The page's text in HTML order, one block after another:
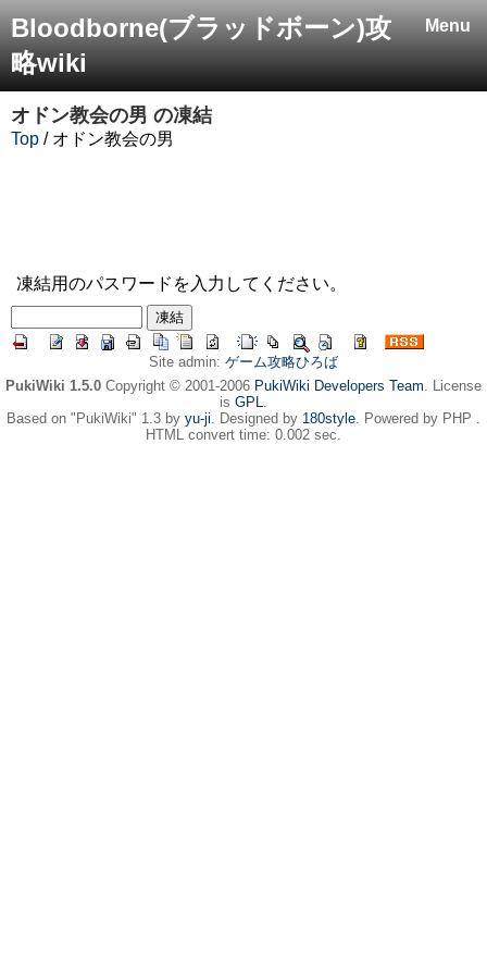
Menu
Bloodborne(ブラッドボーン)攻
略wiki
オドン教会の男 の凍結
Top / オドン教会の男
凍結用のパスワードを入力してください。
Site admin: ゲーム攻略ひろば
PukiWiki 1.5.0 Copyright © 2001-2006 PukiWiki Developers Team. License
is GPL.
Based on "PukiWiki" 1.3 by yu-ji. Designed by 180style. Powered by PHP .
HTML convert time: 0.002 sec.